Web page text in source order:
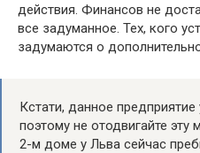
действия. Финансов не
все задуманное. Тех, кого
задумаются о
Кстати, данное предприятие
поэтому не отодвигайте
2-м доме у Льва сейчас